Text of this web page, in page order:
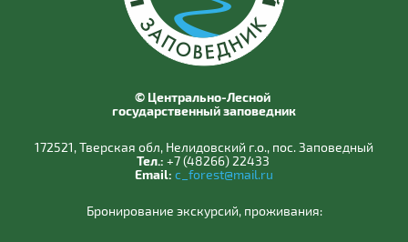
© Центрально-Лесной
государственный заповедник
172521, Тверская обл, Нелидовский г.о., пос. Заповедный
Тел.: +7 (48266) 22433
Email: c_forest@mail.ru
Бронирование экскурсий, проживания: